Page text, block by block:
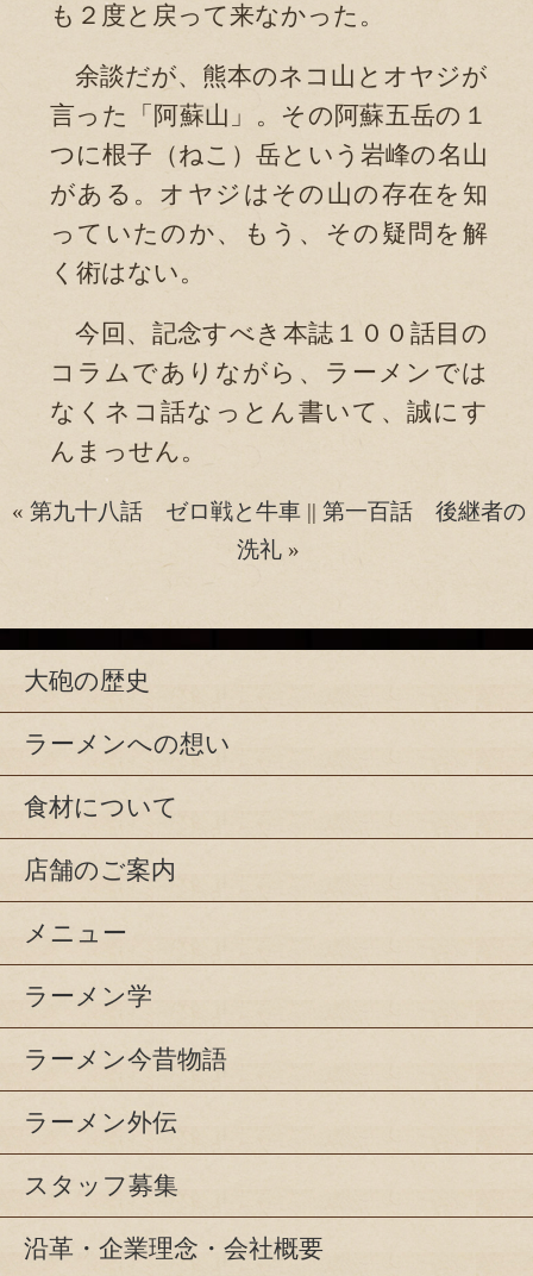
も２度と戻って来なかった。
余談だが、熊本のネコ山とオヤジが
言った「阿蘇山」。その阿蘇五岳の１
つに根子（ねこ）岳という岩峰の名山
がある。オヤジはその山の存在を知
っていたのか、もう、その疑問を解
く術はない。
今回、記念すべき本誌１００話目の
コラムでありながら、ラーメンでは
なくネコ話なっとん書いて、誠にす
んまっせん。
« 第九十八話 ゼロ戦と牛車|| 第一百話 後継者の
洗礼 »
大砲の歴史
ラーメンへの想い
食材について
店舗のご案内
メニュー
ラーメン学
ラーメン今昔物語
ラーメン外伝
スタッフ募集
沿革・企業理念・会社概要